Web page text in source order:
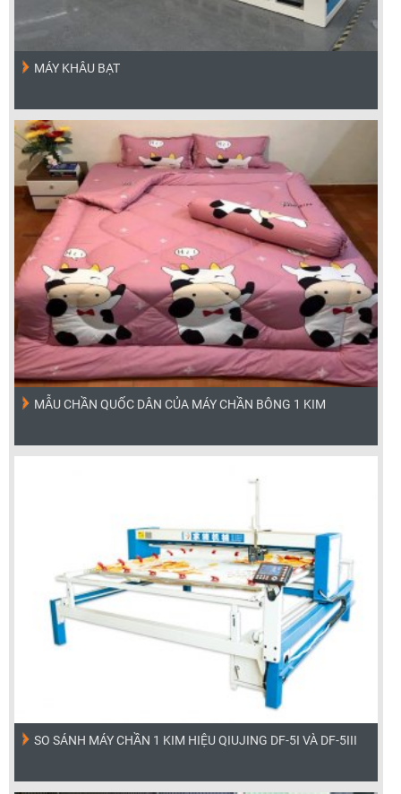
MÁY KHÂU BẠT
MẪU CHẦN QUỐC DÂN CỦA MÁY CHẦN BÔNG 1 KIM
SO SÁNH MÁY CHẦN 1 KIM HIỆU QIUJING DF-5I VÀ DF-5III